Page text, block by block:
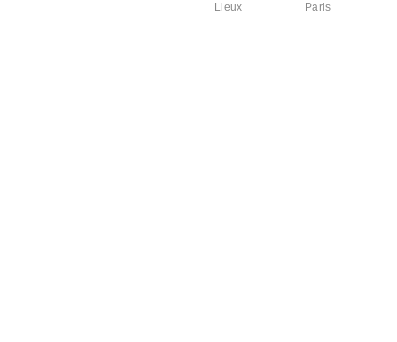
Lieux
Paris